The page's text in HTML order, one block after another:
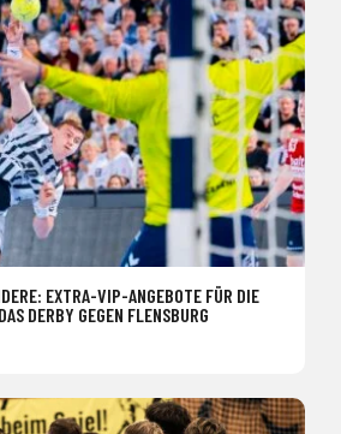
EXTRA-VIP-ANGEBOTE FÜR DIE
DERBY GEGEN FLENSBURG